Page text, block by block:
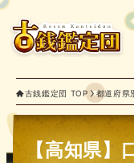
古銭鑑定団 TOP 都道府県
【高知県